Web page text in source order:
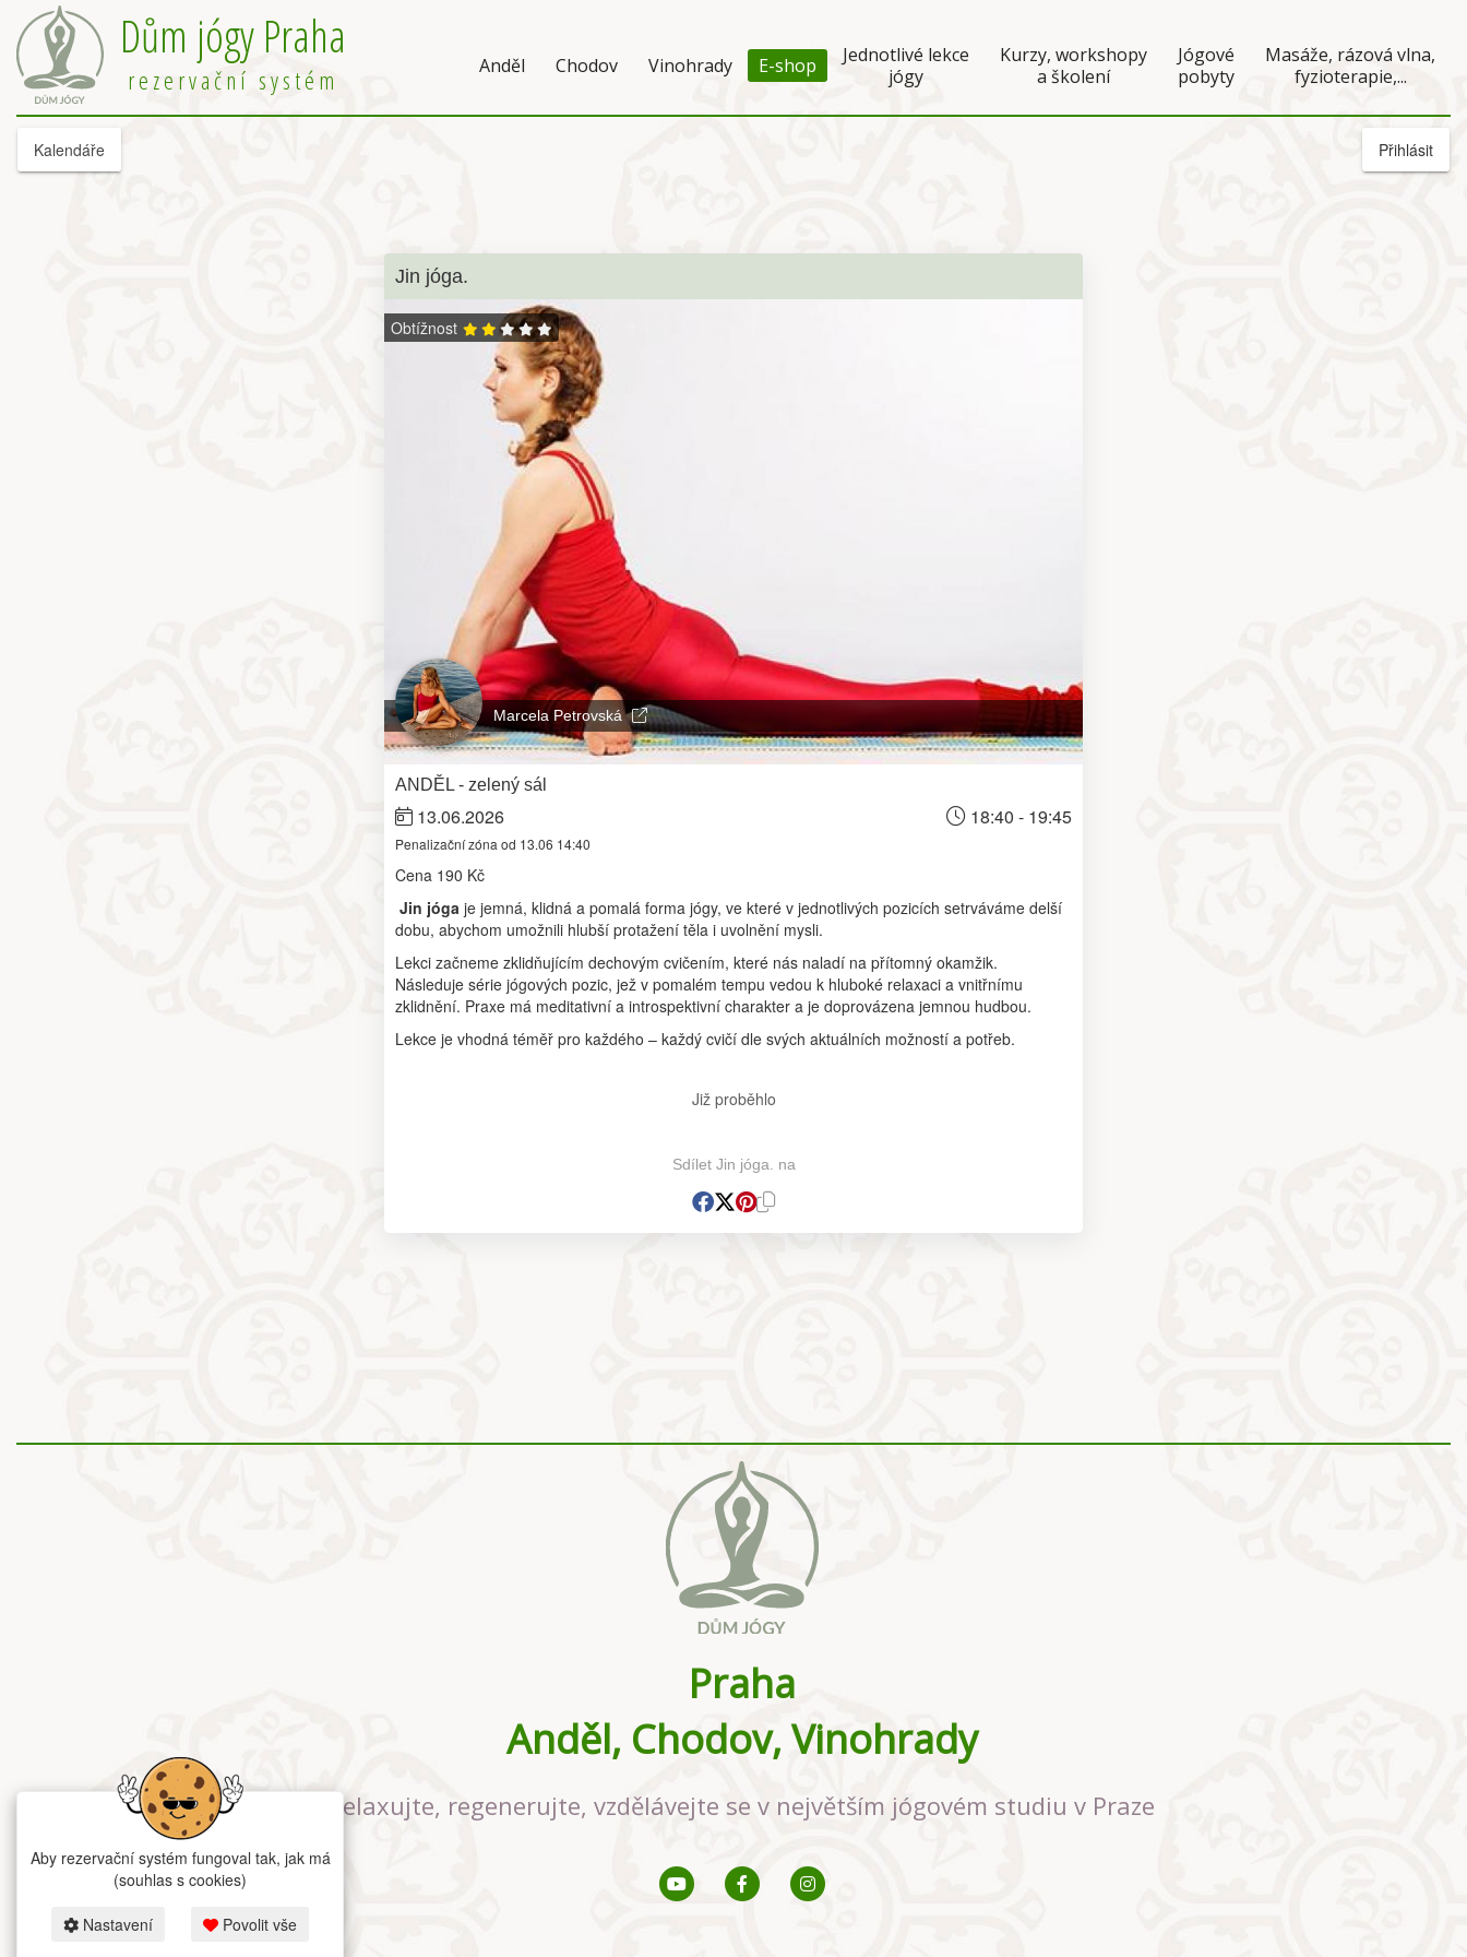
Dům jógy Praha
rezervační systém Anděl Chodov Vinohrady E-shop
Jednotlivé lekce
jógy
Kurzy, workshopy
a školení
Jógové
pobyty
Masáže, rázová vlna,
fyzioterapie,...
Kalendáře Přihlásit
Jin jóga.
Obtížnost
Marcela Petrovská
ANDĚL - zelený sál
13.06.2026 18:40 - 19:45
Penalizační zóna od 13.06 14:40
Cena 190 Kč
Jin jóga je jemná, klidná a pomalá forma jógy, ve které v jednotlivých pozicích setrváváme delší
dobu, abychom umožnili hlubší protažení těla i uvolnění mysli.
Lekci začneme zklidňujícím dechovým cvičením, které nás naladí na přítomný okamžik.
Následuje série jógových pozic, jež v pomalém tempu vedou k hluboké relaxaci a vnitřnímu
zklidnění. Praxe má meditativní a introspektivní charakter a je doprovázena jemnou hudbou.
Lekce je vhodná téměř pro každého – každý cvičí dle svých aktuálních možností a potřeb.
Již proběhlo
Sdílet Jin jóga. na
Praha
Anděl, Chodov, Vinohrady
Relaxujte, regenerujte, vzdělávejte se v největším jógovém studiu v Praze
Aby rezervační systém fungoval tak, jak má
(souhlas s cookies)
Nastavení Povolit vše